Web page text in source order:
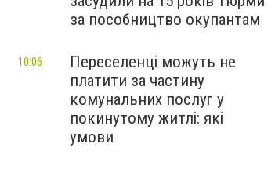
за пособництво окупантам
Переселенці можуть не
платити за частину
комунальних послуг у
покинутому житлі: які
умови
10:06